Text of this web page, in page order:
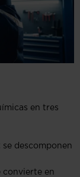
en tres
se descomponen
convierte en